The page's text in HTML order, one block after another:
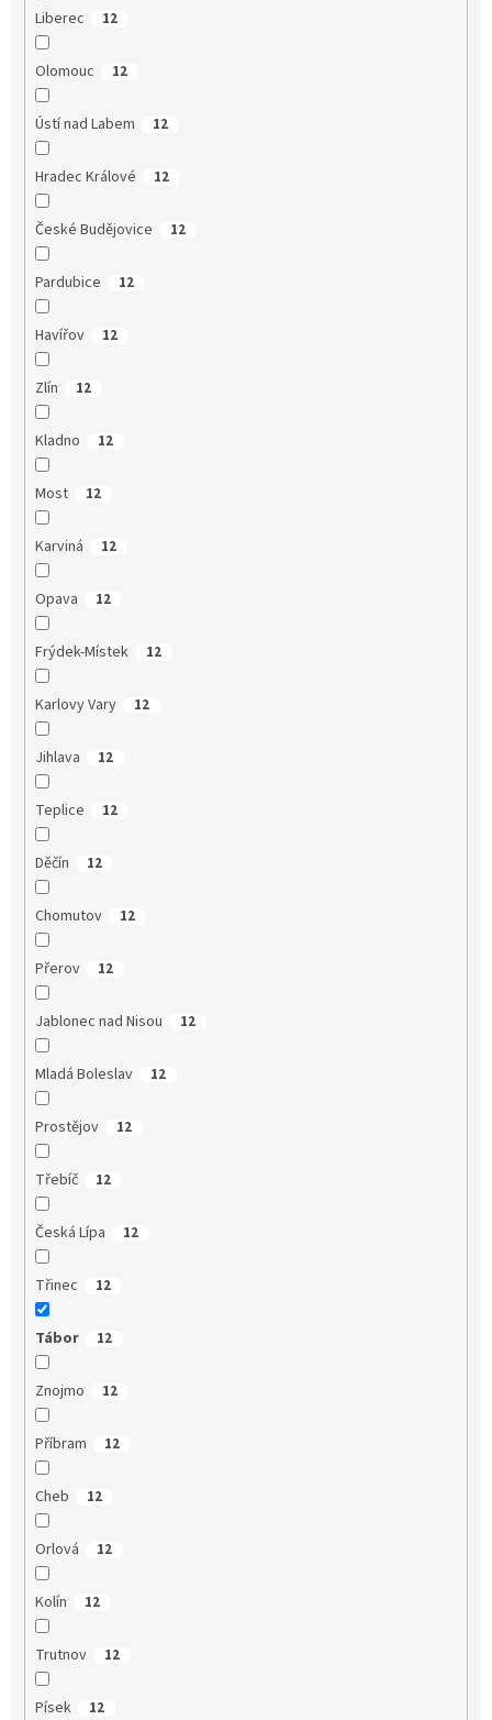
Liberec 12
Olomouc 12
Ústí nad Labem 12
Hradec Králové 12
České Budějovice 12
Pardubice 12
Havířov 12
Zlín 12
Kladno 12
Most 12
Karviná 12
Opava 12
Frýdek-Místek 12
Karlovy Vary 12
Jihlava 12
Teplice 12
Děčín 12
Chomutov 12
Přerov 12
Jablonec nad Nisou 12
Mladá Boleslav 12
Prostějov 12
Třebíč 12
Česká Lípa 12
Třinec 12
Tábor 12
Znojmo 12
Příbram 12
Cheb 12
Orlová 12
Kolín 12
Trutnov 12
Písek 12